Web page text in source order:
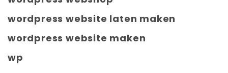
wordpress website laten maken
wordpress website maken
wp